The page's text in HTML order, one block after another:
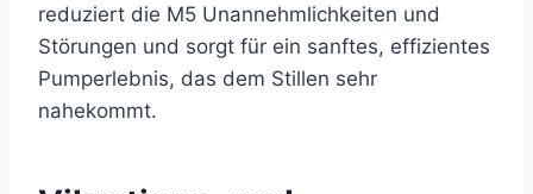
reduziert die M5 Unannehmlichkeiten und
Störungen und sorgt für ein sanftes, effizientes
Pumperlebnis, das dem Stillen sehr
nahekommt.